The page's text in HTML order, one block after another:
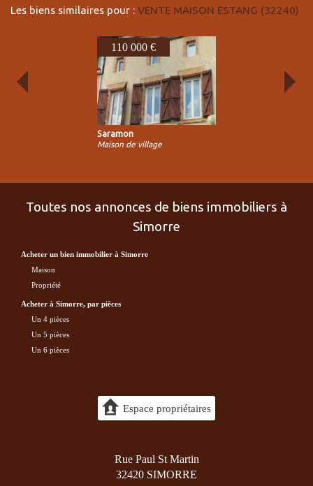
Les biens similaires pour : VENTE MAISON ESTANG (32240)
Toutes nos annonces de biens immobiliers à
Simorre
acheter un bien immobilier à Simorre
maison
propriété
acheter à Simorre, par pièces
Un 4 pièces
Un 5 pièces
Un 6 pièces
Espace propriétaires
Rue Paul St Martin
32420 SIMORRE